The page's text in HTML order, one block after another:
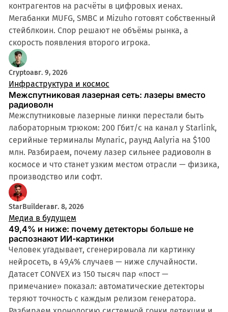
контрагентов на расчёты в цифровых иенах.
Мегабанки MUFG, SMBC и Mizuho готовят собственный
стейблкоин. Спор решают не объёмы рынка, а
скорость появления второго игрока.
Cryptoавг. 9, 2026
Инфраструктура и космос
Межспутниковая лазерная сеть: лазеры вместо
радиоволн
Межспутниковые лазерные линки перестали быть
лабораторным трюком: 200 Гбит/с на канал у Starlink,
серийные терминалы Mynaric, раунд Aalyria на $100
млн. Разбираем, почему лазер сильнее радиоволн в
космосе и что станет узким местом отрасли — физика,
производство или софт.
StarBuilderавг. 8, 2026
Медиа в будущем
49,4% и ниже: почему детекторы больше не
распознают ИИ-картинки
Человек угадывает, сгенерировала ли картинку
нейросеть, в 49,4% случаев — ниже случайности.
Датасет CONVEX из 150 тысяч пар «пост —
примечание» показал: автоматические детекторы
теряют точность с каждым релизом генератора.